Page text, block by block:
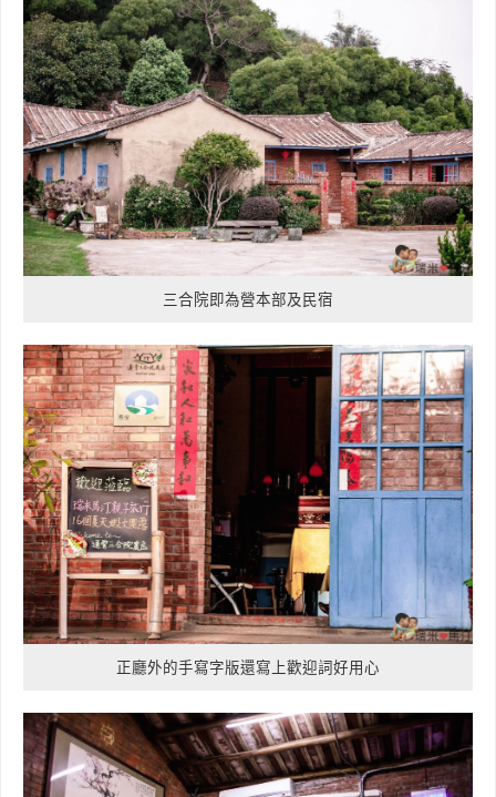
三合院即為營本部及民宿
正廳外的手寫字版還寫上歡迎詞好用心